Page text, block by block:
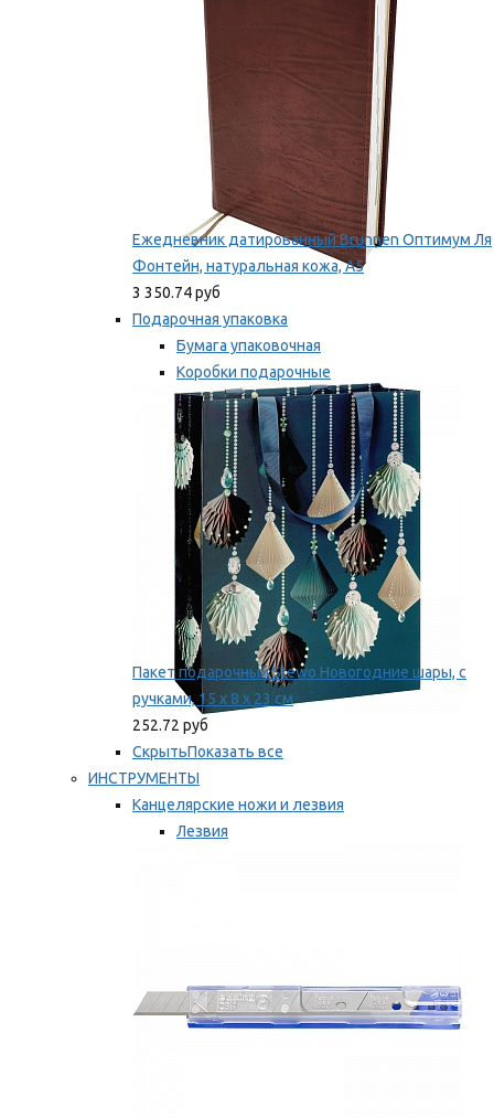
Ежедневник датированный Brunnen Оптимум Ля
Фонтейн, натуральная кожа, А5
3 350.74 руб
Подарочная упаковка
Бумага упаковочная
Коробки подарочные
Ленты, бобины
Мы рекомендуем
Пакет подарочный Stewo Новогодние шары, с
ручками, 15 х 8 х 23 см
252.72 руб
СкрытьПоказать все
ИНСТРУМЕНТЫ
Канцелярские ножи и лезвия
Лезвия